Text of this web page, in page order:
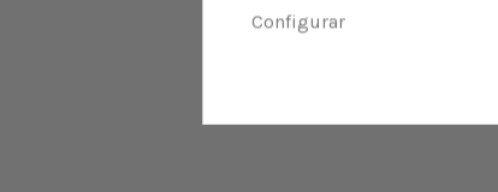
Configurar